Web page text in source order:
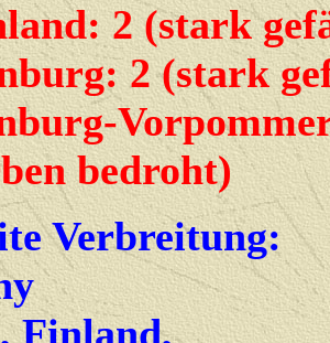
2 (stark
2 (stark
bedroht)
Verbreitung:
Finland,